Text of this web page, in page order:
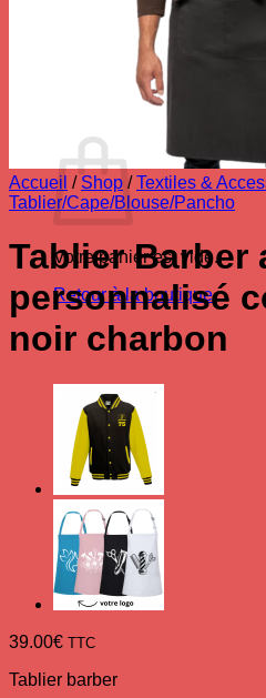
Votre panier est vide.
Retour à la boutique
Votre panier est vide.
Retour à la boutique
Accueil / Shop / Textiles &
Tablier/Cape/Blouse/Pancho
Tablier Barber
personnalisé
noir charbon
39.00€ TTC
Tablier barber